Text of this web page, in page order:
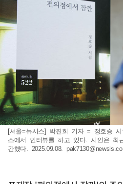
[서울=뉴시스] 박진희 기자 = 정호승
스에서 인터뷰를 하고 있다. 시인은 최
간했다. 2025.09.08.